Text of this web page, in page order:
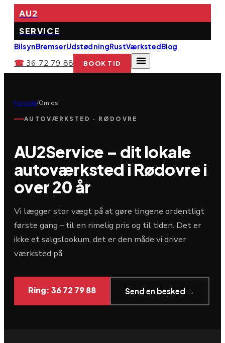
AU2
SERVICE
BilsynBremserUdstødningRustVærkstedBlog
☎36 72 79 88 BOOK TID
Forside/Om os
AUTOVÆRKSTED · RØDOVRE
AU2Service – dit lokale
autoværksted i Rødovre i
over 20 år
Vi lægger stor vægt på at gøre tingene ordentligt
første gang – til en rimelig pris og til tiden. Det er
ikke et salgslookum, det er den måde vi driver
værksted på.
Ring: 36 72 79 88 Send en besked →